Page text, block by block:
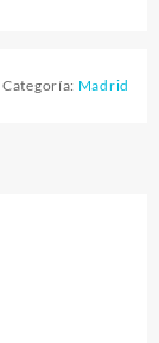
Categoría: Madrid